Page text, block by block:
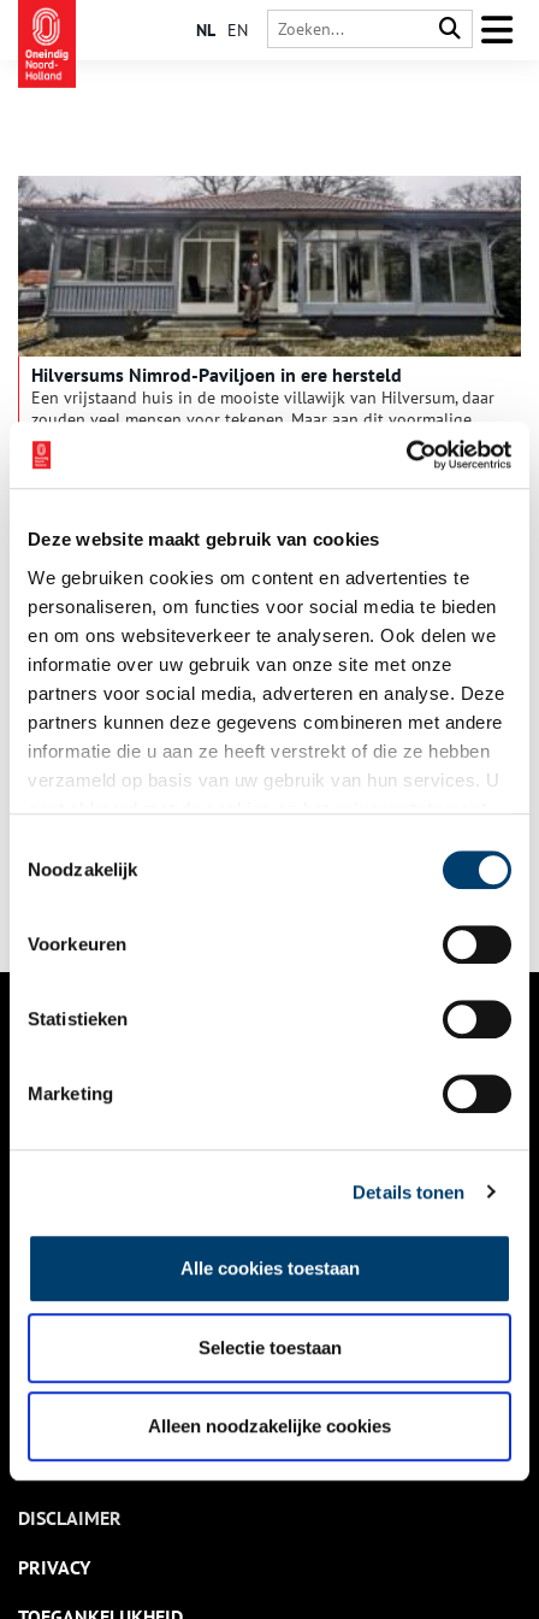
Deze website maakt gebruik van cookies
We gebruiken cookies om content en advertenties te
personaliseren, om functies voor social media te bieden
en om ons websiteverkeer te analyseren. Ook delen we
informatie over uw gebruik van onze site met onze
partners voor social media, adverteren en analyse. Deze
partners kunnen deze gegevens combineren met andere
informatie die u aan ze heeft verstrekt of die ze hebben
verzameld op basis van uw gebruik van hun services. U
Noodzakelijk
Voorkeuren
Statistieken
Marketing
Details tonen
Alle cookies toestaan
Selectie toestaan
Alleen noodzakelijke cookies
NL EN
Hilversums Nimrod-Paviljoen in ere hersteld
Een vrijstaand huis in de mooiste villawijk van Hilversum, daar
zouden veel mensen voor tekenen. Maar aan dit voormalige
theehuis moest veel gebeuren, zo ontdekte eigenaar Diederik
Festen al gauw. Toen hij het meer dan honderd jaar oude
Nimrod-Paviljoen kocht, was het een bouwval. Gelukkig kon hij
en is hij nu hard op weg om dit gemeentelijke monument in
oude glorie te herstellen.
Levend begraven in Hilversum
Hoe zou het zijn om 56 uur levend begraven te zijn in een put
van 12 meter diepte? Het overkwam Toon Tilburgs in
die het grondwater naar boven water haalde. De put werd
gemaakt van in elkaar sluitende duigen, gebogen houten
ijzeren band. Zo ontstond een kuip. Het werk was niet zonder
risico, zeker niet in de zanderige en hooggelegen
NIEUWS
KALENDER
ACTIVITEITEN
NIEUWSBRIEF
DISCLAIMER
PRIVACY